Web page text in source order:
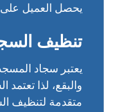
يحصل العميل
تنظيف
يعتبر سجاد
والبقع، لذا تعتمد
متقدمة لتنظيف